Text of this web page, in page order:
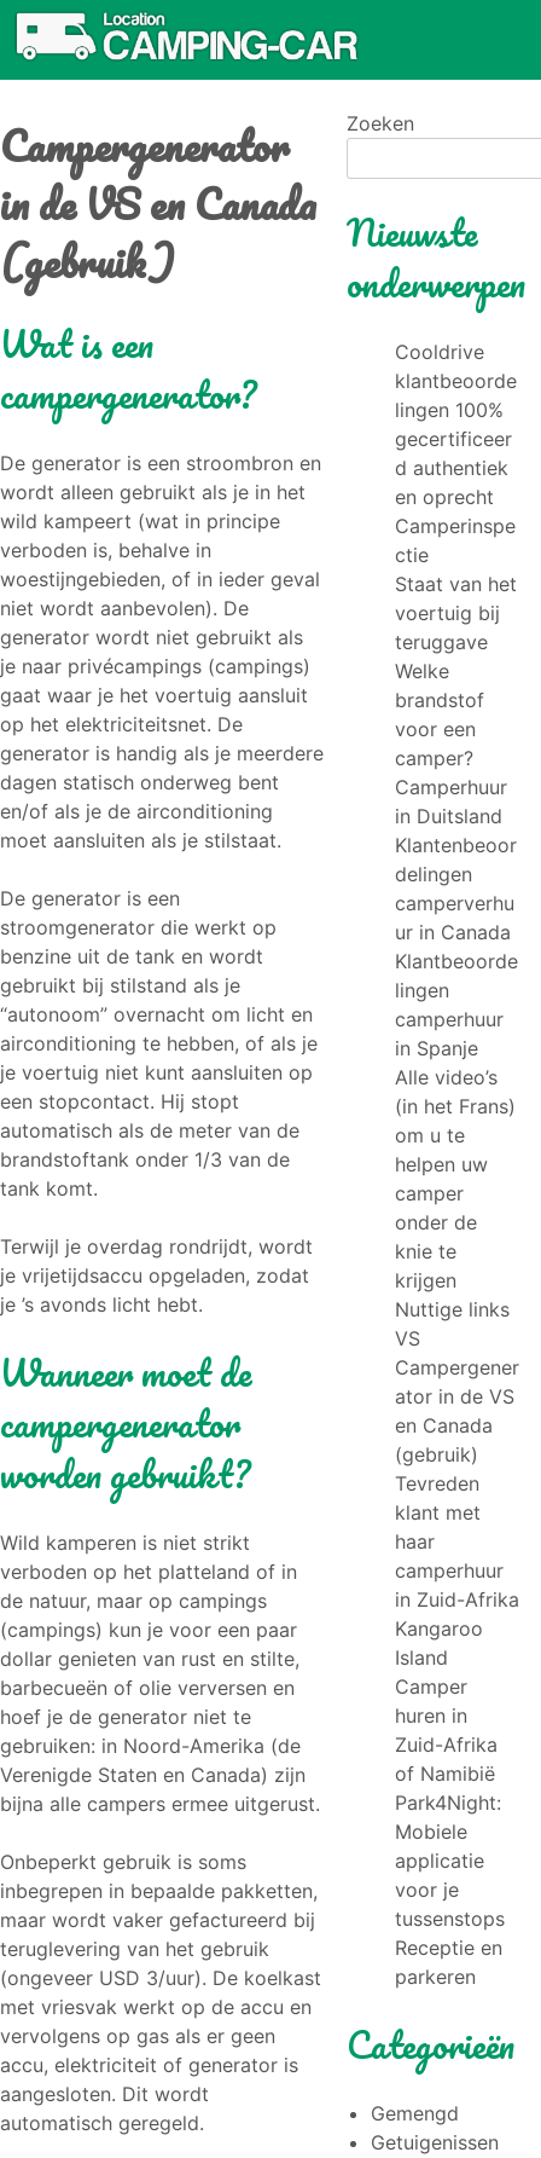
Campergenerator
in de VS en Canada
(gebruik)
Wat is een
campergenerator?
De generator is een stroombron en
wordt alleen gebruikt als je in het
wild kampeert (wat in principe
verboden is, behalve in
woestijngebieden, of in ieder geval
niet wordt aanbevolen). De
generator wordt niet gebruikt als
je naar privécampings (campings)
gaat waar je het voertuig aansluit
op het elektriciteitsnet. De
generator is handig als je meerdere
dagen statisch onderweg bent
en/of als je de airconditioning
moet aansluiten als je stilstaat.
De generator is een
stroomgenerator die werkt op
benzine uit de tank en wordt
gebruikt bij stilstand als je
“autonoom” overnacht om licht en
airconditioning te hebben, of als je
je voertuig niet kunt aansluiten op
een stopcontact. Hij stopt
automatisch als de meter van de
brandstoftank onder 1/3 van de
tank komt.
Terwijl je overdag rondrijdt, wordt
je vrijetijdsaccu opgeladen, zodat
je ’s avonds licht hebt.
Wanneer moet de
campergenerator
worden gebruikt?
Wild kamperen is niet strikt
verboden op het platteland of in
de natuur, maar op campings
(campings) kun je voor een paar
dollar genieten van rust en stilte,
barbecueën of olie verversen en
hoef je de generator niet te
gebruiken: in Noord-Amerika (de
Verenigde Staten en Canada) zijn
bijna alle campers ermee uitgerust.
Onbeperkt gebruik is soms
inbegrepen in bepaalde pakketten,
maar wordt vaker gefactureerd bij
teruglevering van het gebruik
(ongeveer USD 3/uur). De koelkast
met vriesvak werkt op de accu en
vervolgens op gas als er geen
accu, elektriciteit of generator is
aangesloten. Dit wordt
automatisch geregeld.
Zoeken
Nieuwste
onderwerpen
Cooldrive
klantbeoorde
lingen 100%
gecertificeer
d authentiek
en oprecht
Camperinspe
ctie
Staat van het
voertuig bij
teruggave
Welke
brandstof
voor een
camper?
Camperhuur
in Duitsland
Klantenbeoor
delingen
camperverhu
ur in Canada
Klantbeoorde
lingen
camperhuur
in Spanje
Alle video’s
(in het Frans)
om u te
helpen uw
camper
onder de
knie te
krijgen
Nuttige links
VS
Campergener
ator in de VS
en Canada
(gebruik)
Tevreden
klant met
haar
camperhuur
in Zuid-Afrika
Kangaroo
Island
Camper
huren in
Zuid-Afrika
of Namibië
Park4Night:
Mobiele
applicatie
voor je
tussenstops
Receptie en
parkeren
Categorieën
Gemengd
Getuigenissen